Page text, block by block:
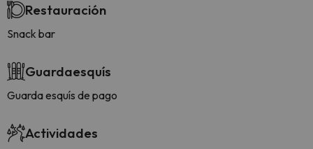
Restauración
Snack bar
Guardaesquís
Guarda esquís de pago
Actividades